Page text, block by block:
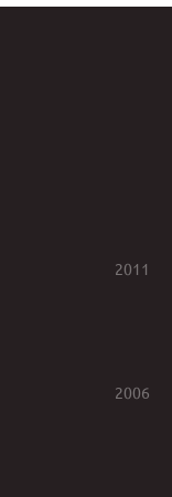
2011
2006